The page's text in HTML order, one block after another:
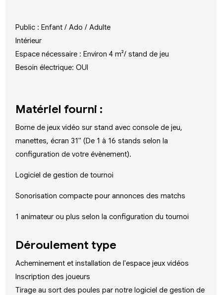
Public : Enfant / Ado / Adulte
Intérieur
Espace nécessaire : Environ 4 m²/ stand de jeu
Besoin électrique: OUI
Matériel fourni :
Borne de jeux vidéo sur stand avec console de jeu,
manettes, écran 31" (De 1 à 16 stands selon la
configuration de votre évènement).
Logiciel de gestion de tournoi
Sonorisation compacte pour annonces des matchs
1 animateur ou plus selon la configuration du tournoi
Déroulement type
Acheminement et installation de l'espace jeux vidéos
Inscription des joueurs
Tirage au sort des poules par notre logiciel de gestion de